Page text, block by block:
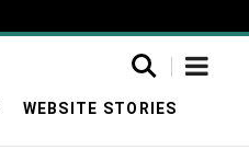
WEBSITE STORIES